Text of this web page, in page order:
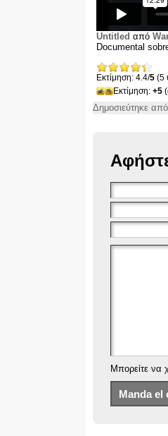
Untitled από
Documental
Εκτίμηση: 4.4/5 (5
Εκτίμηση: +5
Δημοσιεύτηκε
Μπορείτε να